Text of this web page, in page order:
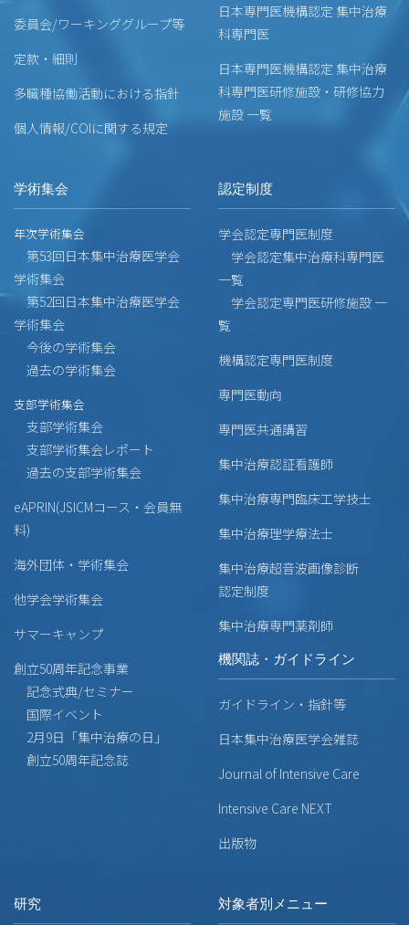
委員会/ワーキンググループ等
定款・細則
多職種協働活動における指針
個人情報/COIに関する規定
日本専門医機構認定 集中治療
科専門医
日本専門医機構認定 集中治療
科専門医研修施設・研修協力
施設 一覧
学術集会
年次学術集会
第53回日本集中治療医学会
学術集会
第52回日本集中治療医学会
学術集会
今後の学術集会
過去の学術集会
支部学術集会
支部学術集会
支部学術集会レポート
過去の支部学術集会
eAPRIN(JSICMコース・会員無
料)
海外団体・学術集会
他学会学術集会
サマーキャンプ
創立50周年記念事業
記念式典/セミナー
国際イベント
2月9日「集中治療の日」
創立50周年記念誌
認定制度
学会認定専門医制度
学会認定集中治療科専門医
一覧
学会認定専門医研修施設 一
覧
機構認定専門医制度
専門医動向
専門医共通講習
集中治療認証看護師
集中治療専門臨床工学技士
集中治療理学療法士
集中治療超音波画像診断
認定制度
集中治療専門薬剤師
機関誌・ガイドライン
ガイドライン・指針等
日本集中治療医学会雑誌
Journal of Intensive Care
Intensive Care NEXT
出版物
研究 対象者別メニュー